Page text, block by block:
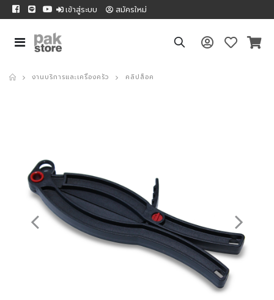
เข้าสู่ระบบ สมัครใหม่
งานบริการและเครื่องครัว คลิปล็อค